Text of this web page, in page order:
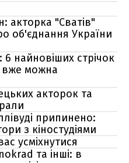
акторка "Сватів"
об'єднання України
найновіших стрічок
вже можна
акторок та
припинено:
з кіностудіями
усміхнутися
та інші: в